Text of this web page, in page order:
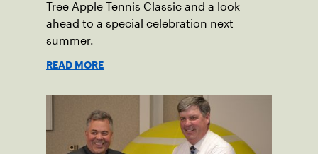
Tree Apple Tennis Classic and a look
ahead to a special celebration next
summer.
READ MORE